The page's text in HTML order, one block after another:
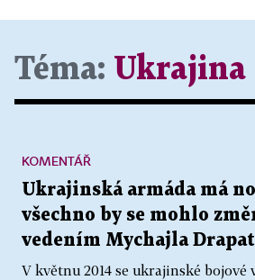
Téma: Ukrajina
Ukrajinská armáda má
všechno by se mohlo
vedením Mychajla
V květnu 2014 se ukrajinské bojové
KOMENTÁŘ